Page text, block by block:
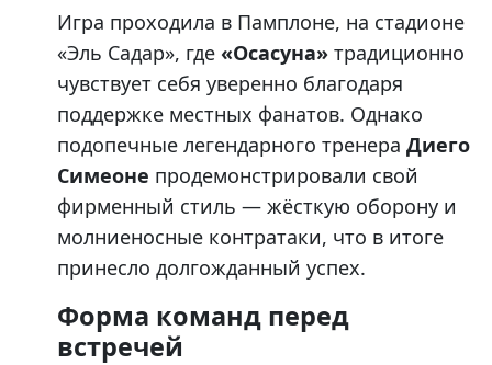
Игра проходила в Памплоне, на стадионе
«Эль Садар», где «Осасуна» традиционно
чувствует себя уверенно благодаря
поддержке местных фанатов. Однако
подопечные легендарного тренера Диего
Симеоне продемонстрировали свой
фирменный стиль — жёсткую оборону и
молниеносные контратаки, что в итоге
принесло долгожданный успех.
Форма команд перед
встречей